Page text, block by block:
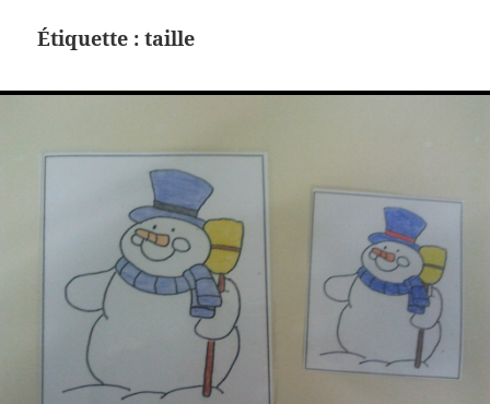
Étiquette :taille